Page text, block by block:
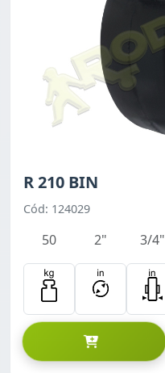
R 210 BIN
Cód: 124029
50 2" 3/4"